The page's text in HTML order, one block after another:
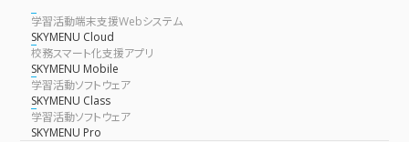
学習活動端末支援Webシステム
SKYMENU Cloud
校務スマート化支援アプリ
SKYMENU Mobile
学習活動ソフトウェア
SKYMENU Class
学習活動ソフトウェア
SKYMENU Pro